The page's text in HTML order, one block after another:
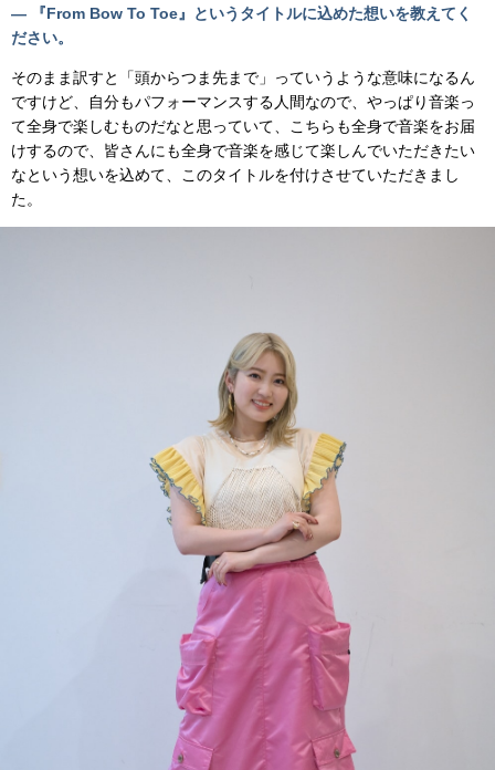
— 『From Bow To Toe』というタイトルに込めた想いを教えてく
ださい。
そのまま訳すと「頭からつま先まで」っていうような意味になるん
ですけど、自分もパフォーマンスする人間なので、やっぱり音楽っ
て全身で楽しむものだなと思っていて、こちらも全身で音楽をお届
けするので、皆さんにも全身で音楽を感じて楽しんでいただきたい
なという想いを込めて、このタイトルを付けさせていただきまし
た。